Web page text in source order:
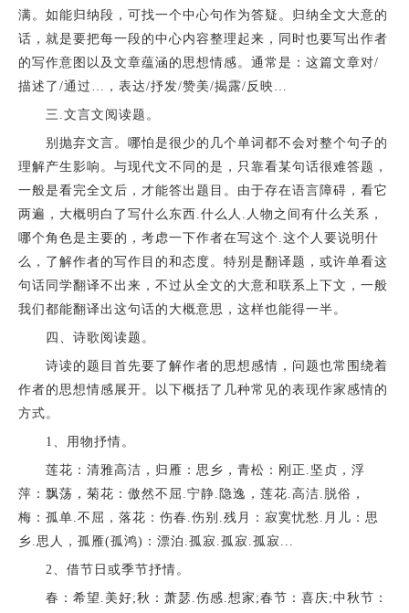
满。如能归纳段，可找一个中心句作为答疑。归纳全文大意的
话，就是要把每一段的中心内容整理起来，同时也要写出作者
的写作意图以及文章蕴涵的思想情感。通常是：这篇文章对/
描述了/通过…，表达/抒发/赞美/揭露/反映…
三.文言文阅读题。
别抛弃文言。哪怕是很少的几个单词都不会对整个句子的
理解产生影响。与现代文不同的是，只靠看某句话很难答题，
一般是看完全文后，才能答出题目。由于存在语言障碍，看它
两遍，大概明白了写什么东西.什么人.人物之间有什么关系，
哪个角色是主要的，考虑一下作者在写这个.这个人要说明什
么，了解作者的写作目的和态度。特别是翻译题，或许单看这
句话同学翻译不出来，不过从全文的大意和联系上下文，一般
我们都能翻译出这句话的大概意思，这样也能得一半。
四、诗歌阅读题。
诗读的题目首先要了解作者的思想感情，问题也常围绕着
作者的思想情感展开。以下概括了几种常见的表现作家感情的
方式。
1、用物抒情。
莲花：清雅高洁，归雁：思乡，青松：刚正.坚贞，浮
萍：飘荡，菊花：傲然不屈.宁静.隐逸，莲花.高洁.脱俗，
梅：孤单.不屈，落花：伤春.伤别.残月：寂寞忧愁.月儿：思
乡.思人，孤雁(孤鸿)：漂泊.孤寂.孤寂.孤寂...
2、借节日或季节抒情。
春：希望.美好;秋：萧瑟.伤感.想家;春节：喜庆;中秋节：